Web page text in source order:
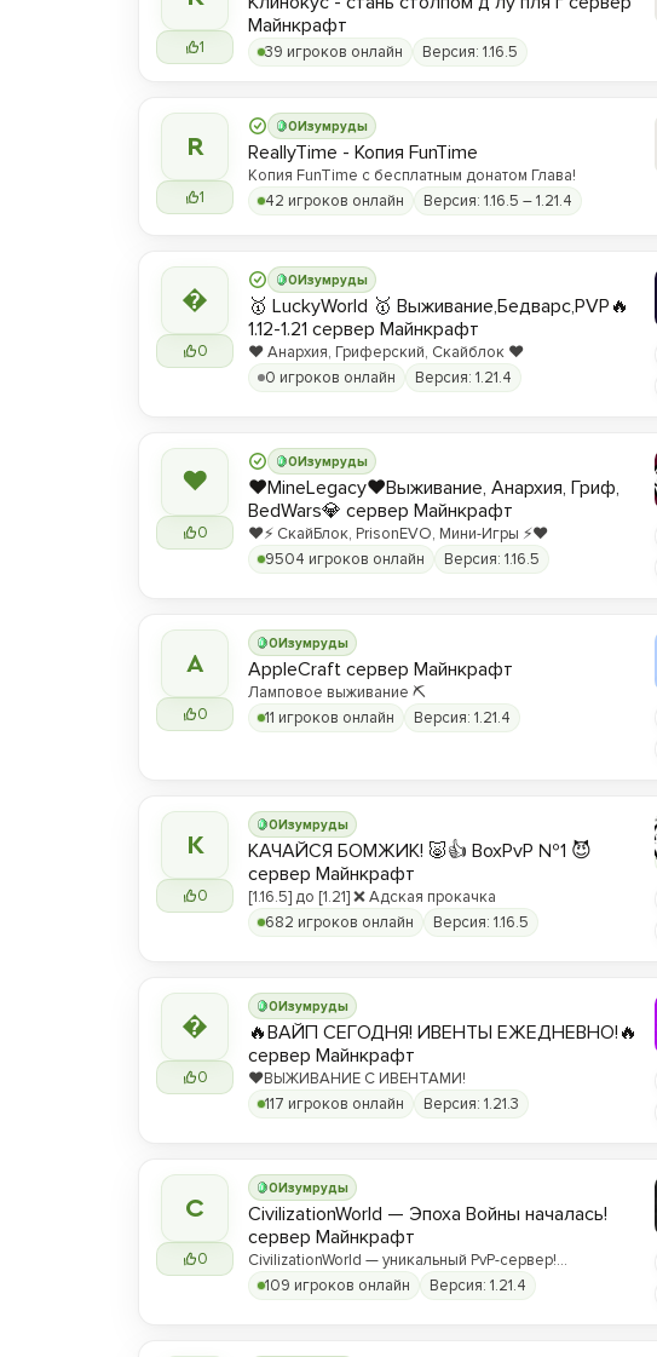
1
Майнкрафт
39 игроков онлайн Версия: 1.16.5
R
1
0Изумруды
ReallyTime - Копия FunTime
Копия FunTime с бесплатным донатом Глава!
42 игроков онлайн
Версия: 1.16.5 – 1.21.4

0
0Изумруды
🥇 LuckyWorld 🥇 Выживание,Бедварс,PVP🔥
1.12-1.21 сервер Майнкрафт
❤️ Анархия, Гриферский, Скайблок ❤️
0 игроков онлайн
Версия: 1.21.4
❤
0
0Изумруды
❤️MineLegacy❤️Выживание, Анархия, Гриф,
BedWars💎 сервер Майнкрафт
❤️⚡️ СкайБлок, PrisonEVO, Мини-Игры ⚡️❤️
9504 игроков онлайн
Версия: 1.16.5
A
0
0Изумруды
AppleCraft сервер Майнкрафт
Ламповое выживание ⛏️
11 игроков онлайн
Версия: 1.21.4
К
0
0Изумруды
КАЧАЙСЯ БОМЖИК! 🐷👍 BoxPvP №1 😈
сервер Майнкрафт
[1.16.5] до [1.21] ❌ Адская прокачка
682 игроков онлайн
Версия: 1.16.5

0
0Изумруды
🔥ВАЙП СЕГОДНЯ! ИВЕНТЫ ЕЖЕДНЕВНО!🔥
сервер Майнкрафт
❤️ВЫЖИВАНИЕ С ИВЕНТАМИ!
117 игроков онлайн
Версия: 1.21.3
C
0
0Изумруды
CivilizationWorld — Эпоха Войны началась!
сервер Майнкрафт
CivilizationWorld — уникальный PvP-сервер!
Присоединяйся и стань частью эпического
противостояния между Альвами и Йотунами!
109 игроков онлайн Версия: 1.21.4